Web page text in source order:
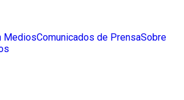
MediosComunicados de PrensaSobre